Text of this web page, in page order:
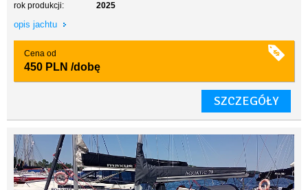
rok produkcji:
2025
opis jachtu
Cena od
450 PLN /dobę
SZCZEGÓŁY